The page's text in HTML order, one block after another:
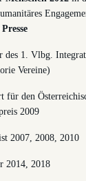
des 1. Vlbg.
Vereine)
für den
2009
2007, 2008, 2010
2014, 2018